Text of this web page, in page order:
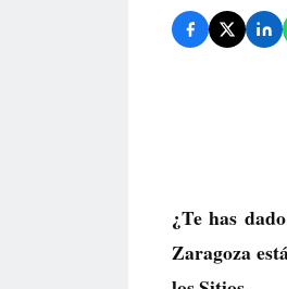
¿Te has
Zaragoza